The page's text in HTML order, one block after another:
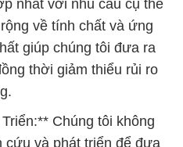
cam kết không ngừng
hàng những sản
chất lượng nhất, hỗ trợ
thành công và bền vững
của mình.
hóa chất Kẽm Sulfate |